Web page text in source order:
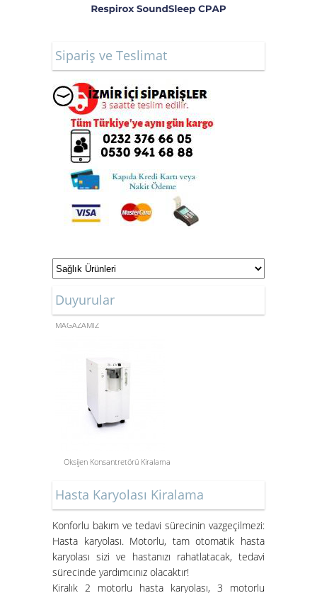
Sipariş ve Teslimat
Duyurular
ONLİNE ALIŞVERİŞ
MAĞAZAMIZ
Oksijen Konsantretörü Kiralama
Öneme Sahip Bir Araç
Hasta Karyolası Kiralama
Konforlu bakım ve tedavi sürecinin vazgeçilmezi:
Hasta karyolası. Motorlu, tam otomatik hasta
karyolası sizi ve hastanızı rahatlatacak, tedavi
sürecinde yardımcınız olacaktır!
Kiralık 2 motorlu hasta karyolası, 3 motorlu